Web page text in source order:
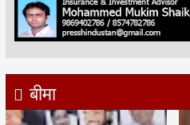
बीमा